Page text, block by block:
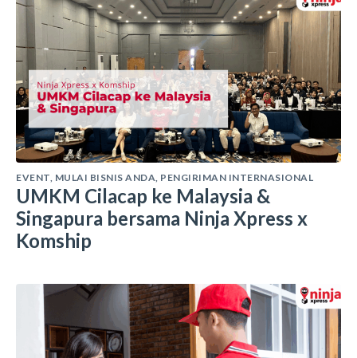
EVENT MULAI BISNIS ANDA PENGIRIMAN INTERNASIONAL
UMKM Cilacap ke Malaysia &
Singapura bersama Ninja Xpress x
Komship